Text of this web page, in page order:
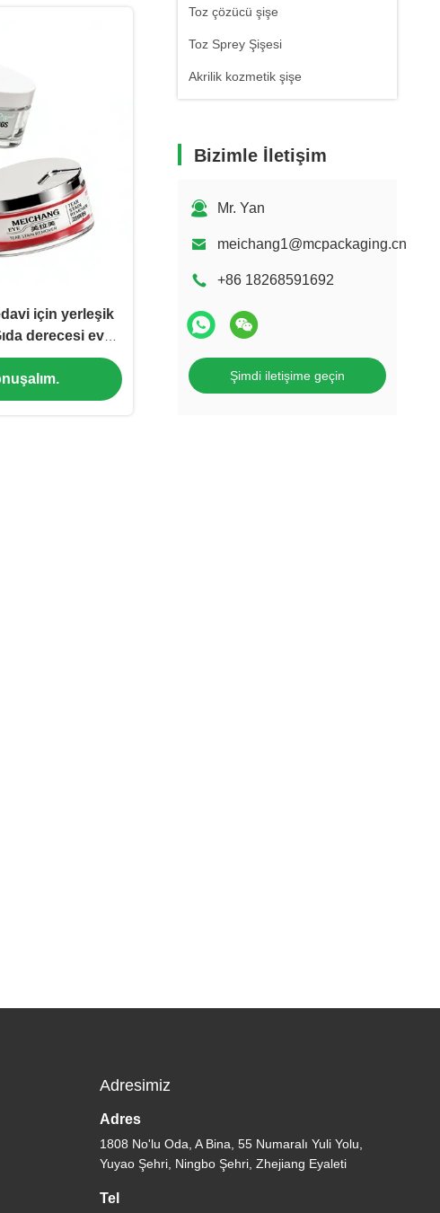
Toz çözücü şişe
Toz Sprey Şişesi
Akrilik kozmetik şişe
Bizimle İletişim
Mr. Yan
meichang1@mcpackaging.cn
+86 18268591692
Şimdi iletişime geçin
için yerleşik
derecesi evcil
kavanozu
552-5)
Adresimiz
Adres
1808 No'lu Oda, A Bina, 55 Numaralı Yuli Yolu,
Yuyao Şehri, Ningbo Şehri, Zhejiang Eyaleti
Tel